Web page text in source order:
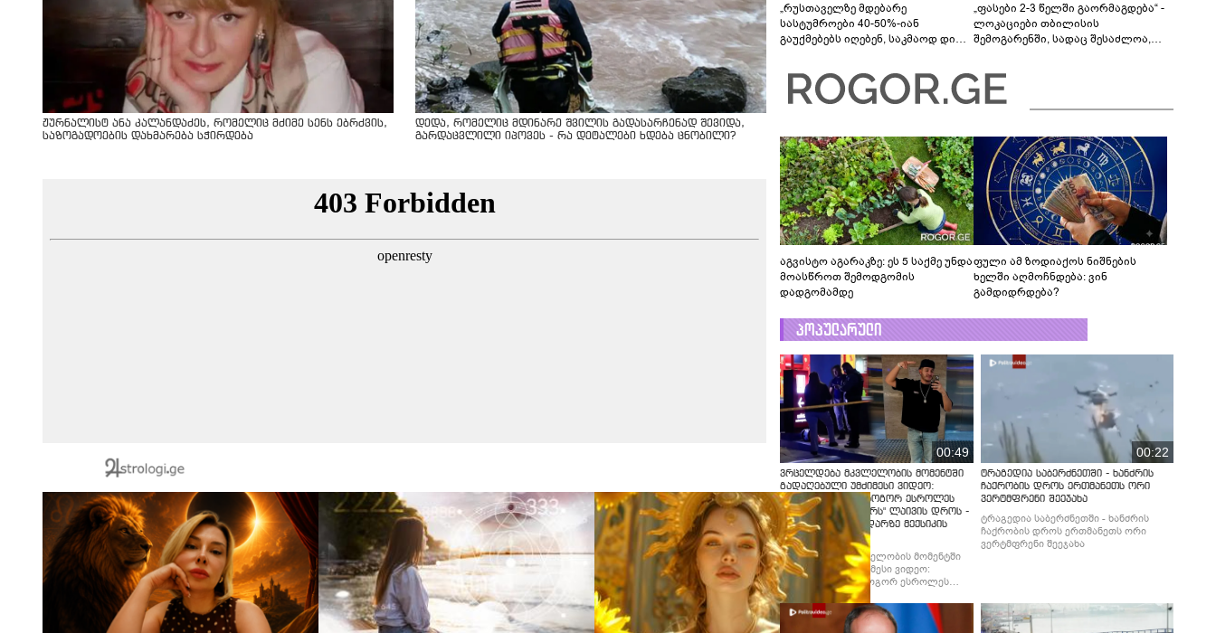
ჟურნალისტ ანა კალანდაძეს, რომელიც მძიმე სენს ებრძვის,
საზოგადოების დახმარება სჭირდება
დედა, რომელიც მდინარე შვილის გადასარჩენად შევიდა,
გარდაცვლილი იპოვეს - რა დეტალები ხდება ცნობილი?
„რუსთაველზე მდებარე
სასტუმროები 40-50%-იან
გაუქმებებს იღებენ, საკმაოდ დიდი
შეხვდებოდა“
„ფასები 2-3 წელში გაორმაგდება“ -
ლოკაციები თბილისის
შემოგარენში, სადაც შესაძლოა,
აგვისტო აგარაკზე: ეს 5 საქმე უნდა
მოასწროთ შემოდგომის
დადგომამდე
ფული ამ ზოდიაქოს ნიშნების
ხელში აღმოჩნდება: ვინ
გამდიდრდება?
პოპულარული
00:49
ვრცელდება მკვლელობის მომენტში
გადაღებული უმძიმესი ვიდეო:
კადრებში ჩანს, როგორ ესროლეს
ცნობილ "ტიკტოკერს" ლაივის დროს -
რას ამბობს მომხდარზე მექსიკის
პოლიცია
ვრცელდება მკვლელობის მომენტში
გადაღებული უმძიმესი ვიდეო:
კადრებში ჩანს, როგორ ესროლეს
ცნობილ "ტიკტოკერს" ლაივის დროს -
რას ამბობს მომხდარზე მექსიკის
პოლიცია
00:22
ტრაგედია საბერძნეთში - ხანძრის
ჩაქრობის დროს ერთმანეთს ორი
ვერტმფრენი შეეჯახა
ტრაგედია საბერძნეთში - ხანძრის
ჩაქრობის დროს ერთმანეთს ორი
ვერტმფრენი შეეჯახა